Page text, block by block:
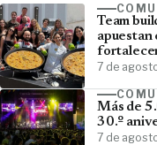
Team
apuestan
7 de
Más de
30.º
7 de